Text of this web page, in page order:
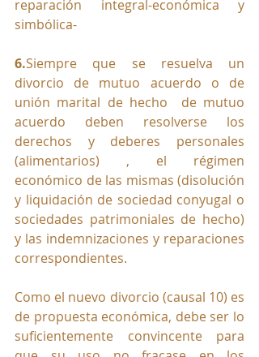
reparación integral-económica y
simbólica-
6.Siempre que se resuelva un
divorcio de mutuo acuerdo o de
unión marital de hecho  de mutuo
acuerdo deben resolverse los
derechos y deberes personales
(alimentarios) , el régimen
económico de las mismas (disolución
y liquidación de sociedad conyugal o
sociedades patrimoniales de hecho)
y las indemnizaciones y reparaciones
correspondientes.
Como el nuevo divorcio (causal 10) es
de propuesta económica, debe ser lo
suficientemente convincente para